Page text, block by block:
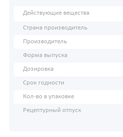
Действующие вещества
Страна производитель
Производитель
Форма выпуска
Дозировка
Срок годности
Кол-во в упаковке
Рецептурный отпуск